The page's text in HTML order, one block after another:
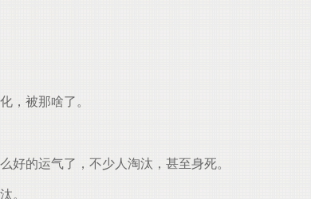
，被那啥了。
的运气了，不少人淘汰，甚至身死。
。